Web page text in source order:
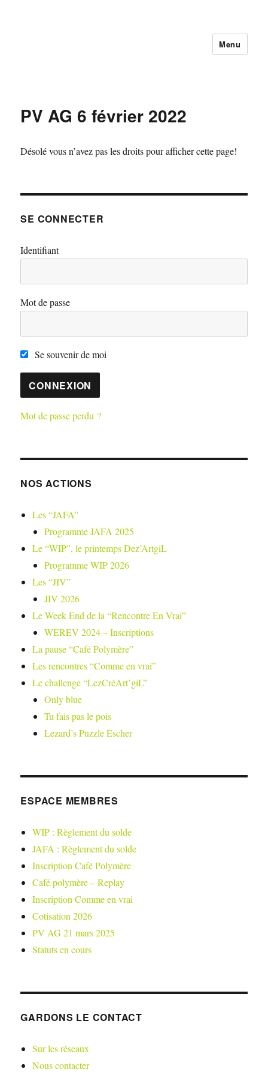
Menu
PV AG 6 février 2022
Désolé vous n’avez pas les droits pour afficher cette page!
SE CONNECTER
Identifiant
Mot de passe
Se souvenir de moi
Mot de passe perdu ?
NOS ACTIONS
Les “JAFA”
Programme JAFA 2025
Le “WIP”, le printemps Dez’ArtgiL
Programme WIP 2026
Les “JIV”
JIV 2026
Le Week End de la “Rencontre En Vrai”
WEREV 2024 – Inscriptions
La pause “Café Polymère”
Les rencontres “Comme en vrai”
Le challenge “LezCréArt’giL”
Only blue
Tu fais pas le pois
Lezard’s Puzzle Escher
ESPACE MEMBRES
WIP : Règlement du solde
JAFA : Règlement du solde
Inscription Café Polymère
Café polymère – Replay
Inscription Comme en vrai
Cotisation 2026
PV AG 21 mars 2025
Statuts en cours
GARDONS LE CONTACT
Sur les réseaux
Nous contacter